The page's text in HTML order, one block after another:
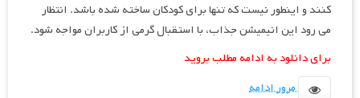
کنند و اینطور نیست که تنها برای کودکان ساخته شده باشد. انتظار
می رود این انیمیشن جذاب، با استقبال گرمی از کاربران مواجه شود.
برای دانلود به ادامه مطلب بروید
مرور ادامه